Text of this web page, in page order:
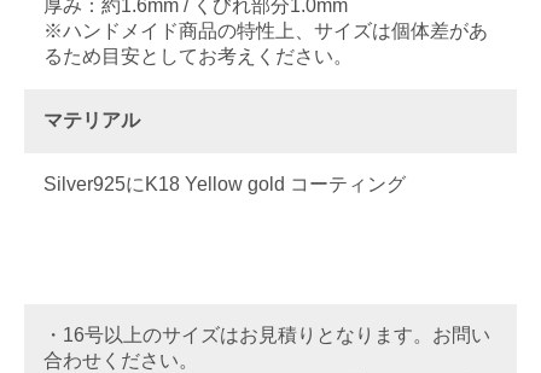
厚み：約1.6mm / くびれ部分1.0mm
※ハンドメイド商品の特性上、サイズは個体差があ
るため目安としてお考えください。
マテリアル
Silver925にK18 Yellow gold コーティング
・16号以上のサイズはお見積りとなります。お問い
合わせください。